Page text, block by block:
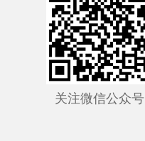
关注微信公众号